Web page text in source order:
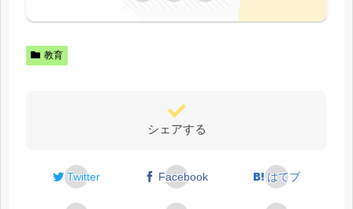
教育
シェアする
Twitter Facebook はてブ